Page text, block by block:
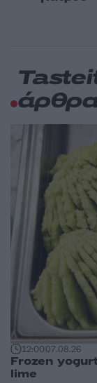
12:0007.08.26
Frozen
lime